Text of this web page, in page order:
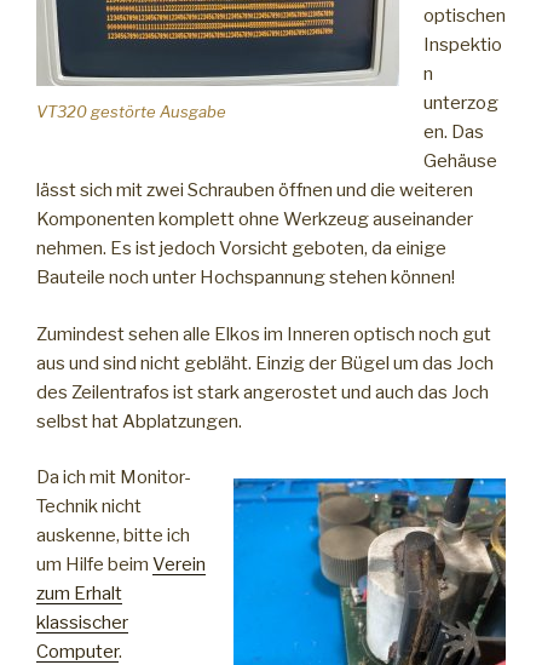
VT320 gestörte Ausgabe
optischen
Inspektio
n
unterzog
en. Das
Gehäuse
lässt sich mit zwei Schrauben öffnen und die weiteren
Komponenten komplett ohne Werkzeug auseinander
nehmen. Es ist jedoch Vorsicht geboten, da einige
Bauteile noch unter Hochspannung stehen können!
Zumindest sehen alle Elkos im Inneren optisch noch gut
aus und sind nicht gebläht. Einzig der Bügel um das Joch
des Zeilentrafos ist stark angerostet und auch das Joch
selbst hat Abplatzungen.
Da ich mit Monitor-
Technik nicht
auskenne, bitte ich
um Hilfe beim Verein
zum Erhalt
klassischer
Computer.